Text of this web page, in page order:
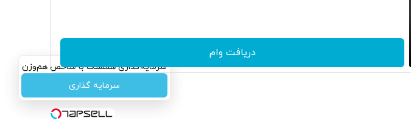
سرمایه‌گذاری همسنگ با شاخص هم‌وزن
سرمایه گذاری
دریافت وام